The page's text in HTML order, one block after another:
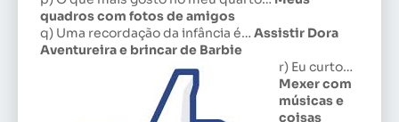
quadros com fotos de amigos
q) Uma recordação da infância é… Assistir Dora
Aventureira e brincar de Barbie
r) Eu curto…
Mexer com
músicas e
coisas